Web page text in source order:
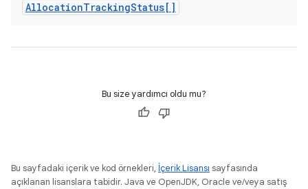
AllocationTrackingStatus[]
Bu size yardımcı oldu mu?
Bu sayfadaki içerik ve kod örnekleri, İçerik Lisansı sayfasında
açıklanan lisanslara tabidir. Java ve OpenJDK, Oracle ve/veya satış